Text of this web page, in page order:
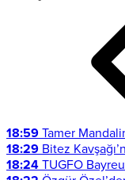
18:59 Tamer
18:29 Bitez
18:24 TUGFO